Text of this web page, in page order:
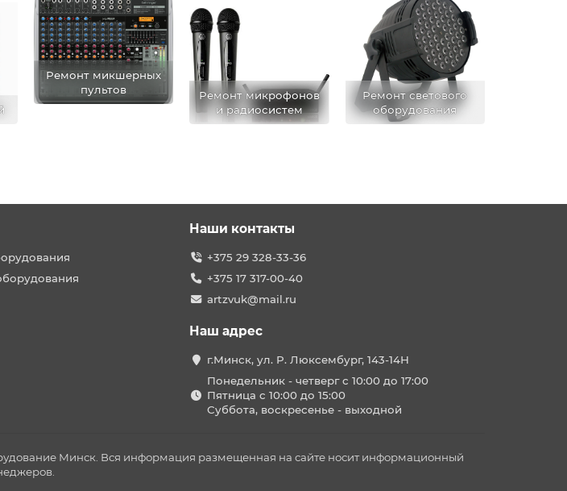
Ремонт микшерных
пультов
Ремонт микрофонов
и радиосистем
Ремонт светового
оборудования
Наши контакты
+375 29 328-33-36
+375 17 317-00-40
artzvuk@mail.ru
Наш адрес
г.Минск, ул. Р. Люксембург, 143-14Н
Понедельник - четверг с 10:00 до 17:00
Пятница с 10:00 до 15:00
Суббота, воскресенье - выходной
Минск. Вся информация размещенная на сайте носит информационный